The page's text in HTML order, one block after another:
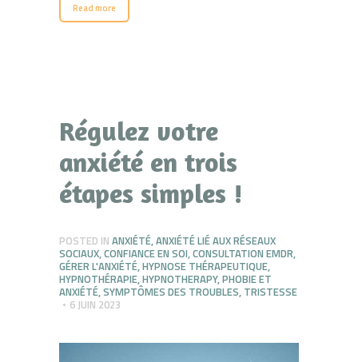
Read more
Régulez votre
anxiété en trois
étapes simples !
POSTED IN ANXIÉTÉ,ANXIÉTÉ LIÉ AUX RÉSEAUX
SOCIAUX,CONFIANCE EN SOI,CONSULTATION EMDR,
GÉRER L'ANXIÉTÉ,HYPNOSE THÉRAPEUTIQUE,
HYPNOTHÉRAPIE,HYPNOTHERAPY,PHOBIE ET
ANXIÉTÉ,SYMPTÔMES DES TROUBLES, TRISTESSE
6 JUIN 2023